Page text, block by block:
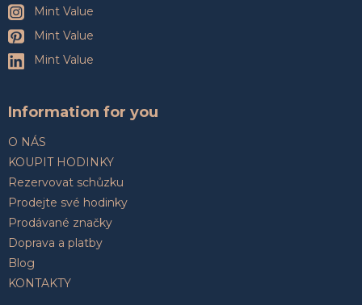
Mint Value
Mint Value
Mint Value
Information for you
O NÁS
KOUPIT HODINKY
Rezervovat schůzku
Prodejte své hodinky
Prodávané značky
Doprava a platby
Blog
KONTAKTY